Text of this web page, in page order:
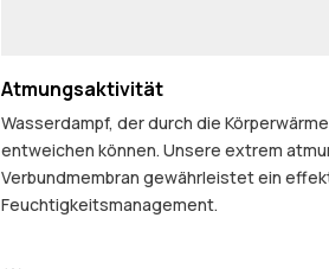
Atmungsaktivität
Wasserdampf, der durch die
entweichen können. Unsere extrem
Verbundmembran gewährleistet ein
Feuchtigkeitsmanagement.